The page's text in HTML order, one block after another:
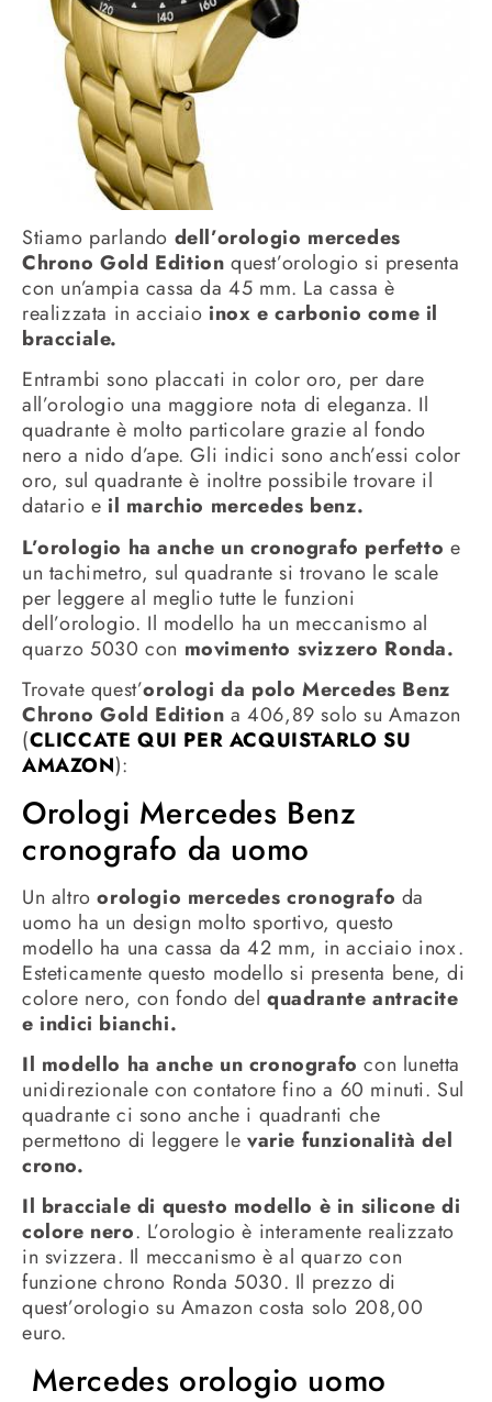
Stiamo parlando dell’orologio mercedes
Chrono Gold Edition quest’orologio si presenta
con un’ampia cassa da 45 mm. La cassa è
realizzata in acciaio inox e carbonio come il
bracciale.
Entrambi sono placcati in color oro, per dare
all’orologio una maggiore nota di eleganza. Il
quadrante è molto particolare grazie al fondo
nero a nido d’ape. Gli indici sono anch’essi color
oro, sul quadrante è inoltre possibile trovare il
datario e il marchio mercedes benz.
L’orologio ha anche un cronografo perfetto e
un tachimetro, sul quadrante si trovano le scale
per leggere al meglio tutte le funzioni
dell’orologio. Il modello ha un meccanismo al
quarzo 5030 con movimento svizzero Ronda.
Trovate quest’orologi da polo Mercedes Benz
Chrono Gold Edition a 406,89 solo su Amazon
(CLICCATE QUI PER ACQUISTARLO SU
AMAZON):
Orologi Mercedes Benz
cronografo da uomo
Un altro orologio mercedes cronografo da
uomo ha un design molto sportivo, questo
modello ha una cassa da 42 mm, in acciaio inox.
Esteticamente questo modello si presenta bene, di
colore nero, con fondo delquadrante antracite
e indici bianchi.
Il modello ha anche un cronografo con lunetta
unidirezionale con contatore fino a 60 minuti. Sul
quadrante ci sono anche i quadranti che
permettono di leggere le varie funzionalità del
crono.
Il bracciale di questo modello è in silicone di
colore nero. L’orologio è interamente realizzato
in svizzera. Il meccanismo è al quarzo con
funzione chrono Ronda 5030. Il prezzo di
quest’orologio su Amazon costa solo 208,00
euro.
Mercedes orologio uomo